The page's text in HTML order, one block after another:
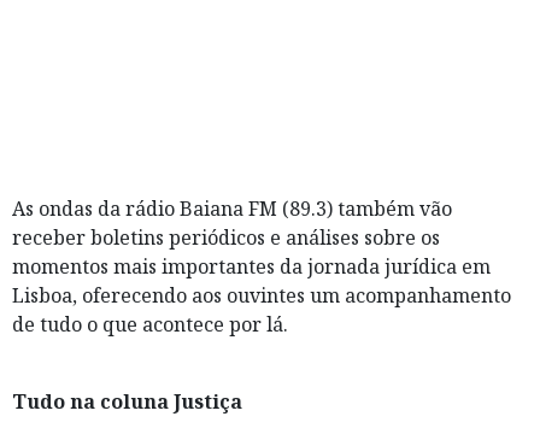
As ondas da rádio Baiana FM (89.3) também vão
receber boletins periódicos e análises sobre os
momentos mais importantes da jornada jurídica em
Lisboa, oferecendo aos ouvintes um acompanhamento
de tudo o que acontece por lá.
Tudo na coluna Justiça